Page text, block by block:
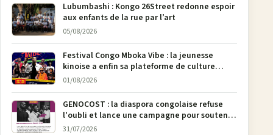
Lubumbashi : Kongo 26Street redonne espoir
aux enfants de la rue par l’art
05/08/2026
Festival Congo Mboka Vibe : la jeunesse
kinoise a enfin sa plateforme de culture
urbaine
01/08/2026
GENOCOST : la diaspora congolaise refuse
l'oubli et lance une campagne pour soutenir
la pétition FONAREV depuis Bruxelles
31/07/2026